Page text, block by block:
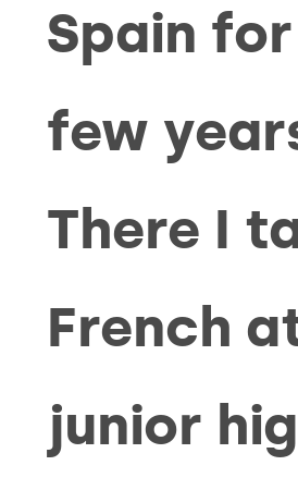
Spain
few
There I
French
junior